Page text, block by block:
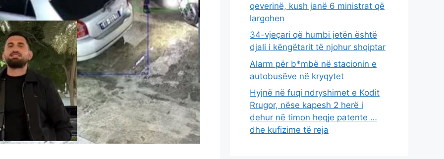
qeverinë, kush janë 6 ministrat që
largohen
34-vjeçari që humbi jetën është
djali i këngëtarit të njohur shqiptar
Alarm për b*mbë në stacionin e
autobusëve në kryqytet
Hyjnë në fuqi ndryshimet e Kodit
Rrugor, nëse kapesh 2 herë i
dehur në timon heqje patente …
dhe kufizime të reja